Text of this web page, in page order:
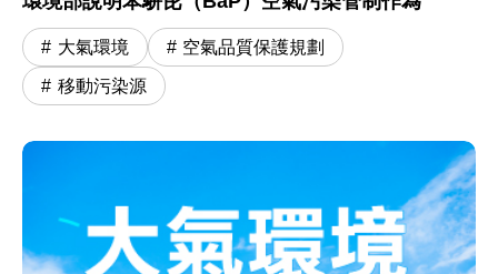
大氣環境 空氣品質保護規劃
移動污染源